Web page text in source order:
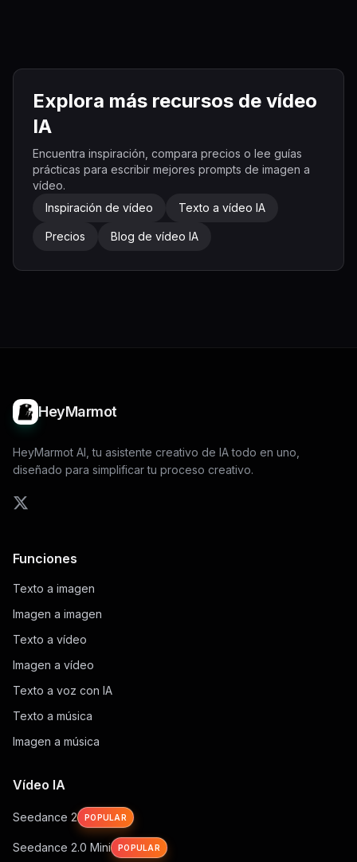
Explora más recursos de vídeo
IA
Encuentra inspiración, compara precios o lee guías
prácticas para escribir mejores prompts de imagen a
vídeo.
Inspiración de vídeo
Texto a vídeo IA
Precios Blog de vídeo IA
HeyMarmot
HeyMarmot AI, tu asistente creativo de IA todo en uno,
diseñado para simplificar tu proceso creativo.
Funciones
Texto a imagen
Imagen a imagen
Texto a vídeo
Imagen a vídeo
Texto a voz con IA
Texto a música
Imagen a música
Vídeo IA
Seedance 2 POPULAR
Seedance 2.0 Mini POPULAR